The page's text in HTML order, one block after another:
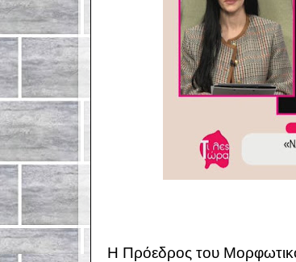
Η Πρόεδρος του